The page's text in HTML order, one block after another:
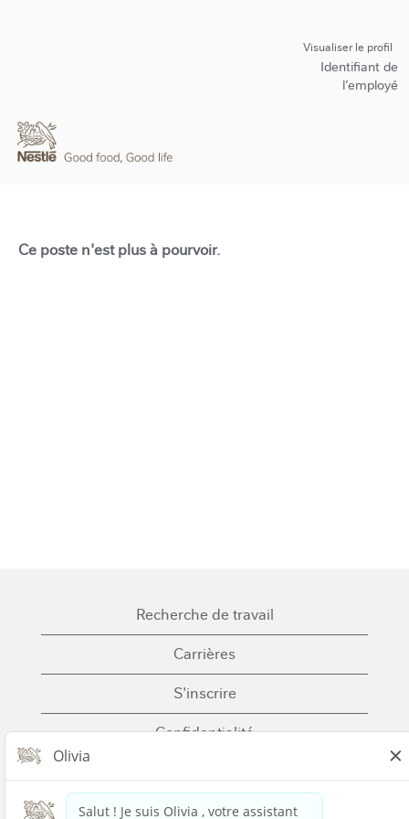
Visualiser le profil
Identifiant de
l’employé
Ce poste n'est plus à pourvoir.
Recherche de travail
Carrières
S'inscrire
Confidentialité
Conditions générales d'utilisation